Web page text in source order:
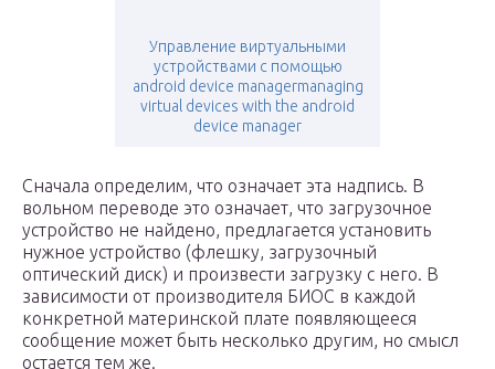
Управление виртуальными
устройствами с помощью
android device managermanaging
virtual devices with the android
device manager
Сначала определим, что означает эта надпись. В
вольном переводе это означает, что загрузочное
устройство не найдено, предлагается установить
нужное устройство (флешку, загрузочный
оптический диск) и произвести загрузку с него. В
зависимости от производителя БИОС в каждой
конкретной материнской плате появляющееся
сообщение может быть несколько другим, но смысл
остается тем же.